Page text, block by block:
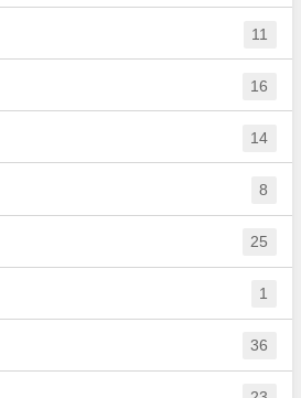
11
16
14
8
25
1
36